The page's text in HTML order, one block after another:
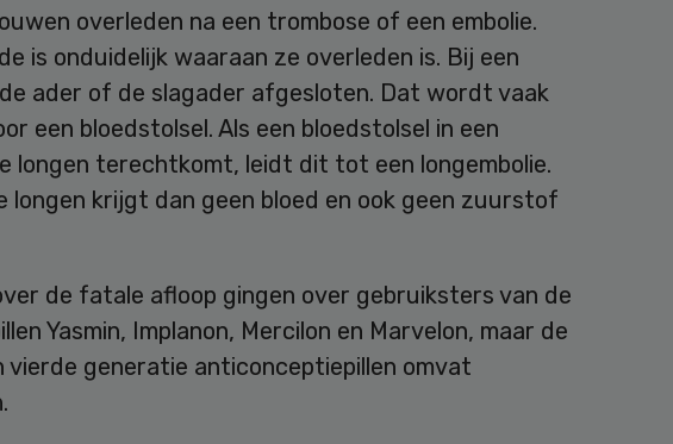
overleden na een trombose of een embolie.
is onduidelijk waaraan ze overleden is. Bij een
ader of de slagader afgesloten. Dat wordt vaak
een bloedstolsel. Als een bloedstolsel in een
longen terechtkomt, leidt dit tot een longembolie.
longen krijgt dan geen bloed en ook geen zuurstof
de fatale afloop gingen over gebruiksters van de
Yasmin, Implanon, Mercilon en Marvelon, maar de
vierde generatie anticonceptiepillen omvat